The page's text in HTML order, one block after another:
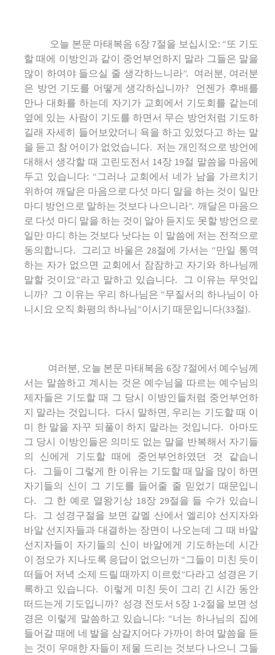
오늘 본문 마태복음 6장 7절을 보십시오: “또 기도
할 때에 이방인과 같이 중언부언하지 말라 그들은 말을
많이 하여야 들으실 줄 생각하느니라”. 여러분, 여러분
은 방언 기도를 어떻게 생각하십니까? 언젠가 후배를
만나 대화를 하는데 자기가 교회에서 기도회를 같는데
옆에 있는 사람이 기도를 하면서 무슨 방언처럼 기도하
길래 자세히 들어보았더니 욕을 하고 있었다고 하는 말
을 듣고 참 어이가 없었습니다. 저는 개인적으로 방언에
대해서 생각할 때 고린도전서 14장 19절 말씀을 마음에
두고 있습니다: “그러나 교회에서 네가 남을 가르치기
위하여 깨달은 마음으로 다섯 마디 말을 하는 것이 일만
마디 방언으로 말하는 것보다 나으니라”. 깨달은 마음으
로 다섯 마디 말을 하는 것이 알아 듣지도 못할 방언으로
일만 마디 하는 것보다 낫다는 이 말씀에 저는 전적으로
동의합니다. 그리고 바울은 28절에 가서는 “만일 통역
하는 자가 없으면 교회에서 잠잠하고 자기와 하나님께
말할 것이요”라고 말하고 있습니다. 그 이유는 무엇입
니까? 그 이유는 우리 하나님은 “무질서의 하나님이 아
니시요 오직 화평의 하나님”이시기 때문입니다(33절).
여러분, 오늘 본문 마태복음 6장 7절에서 예수님께
서는 말씀하고 계시는 것은 예수님을 따르는 예수님의
제자들은 기도할 때 그 당시 이방인들처럼 중언부언하
지 말라는 것입니다. 다시 말하면, 우리는 기도할 때 이
미 한 말을 자꾸 되풀이 하지 말라는 것입니다. 아마도
그 당시 이방인들은 의미도 없는 말을 반복해서 자기들
의 신에게 기도할 때에 중언부언하였던 것 같습니
다. 그들이 그렇게 한 이유는 기도할 때 말을 많이 하면
자기들의 신이 그 기도를 들어줄 줄 믿었기 때문입니
다. 그 한 예로 열왕기상 18장 29절을 들 수가 있습니
다. 그 성경구절을 보면 갈멜 산에서 엘리야 선지자와
바알 선지자들과 대결하는 장면이 나오는데 그 때 바알
선지자들이 자기들의 신이 바알에게 기도하는데 시간
이 정오가 지나도록 응답이 없으닌까 “그들이 미친 듯이
떠들어 저녁 소제 드릴 때까지 이르렀”다라고 성경은 기
록하고 있습니다. 이렇게 미친 듯이 그리 긴 시간 동안
떠드는게 기도입니까? 성경 전도서 5장 1-2절을 보면 성
경은 이렇게 말씀하고 있습니다: “너는 하나님의 집에
들어갈 때에 네 발을 삼갈지어다 가까이 하여 말씀을 듣
는 것이 우매한 자들이 제물 드리는 것보다 나으니 그들